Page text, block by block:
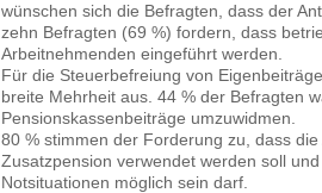
wünschen sich die Befragten, dass der
zehn Befragten (69 %) fordern, dass
Arbeitnehmenden eingeführt werden.
Für die Steuerbefreiung von
breite Mehrheit aus. 44 % der Befragten
Pensionskassenbeiträge umzuwidmen.
80 % stimmen der Forderung zu, dass
Zusatzpension verwendet werden soll
Notsituationen möglich sein darf.